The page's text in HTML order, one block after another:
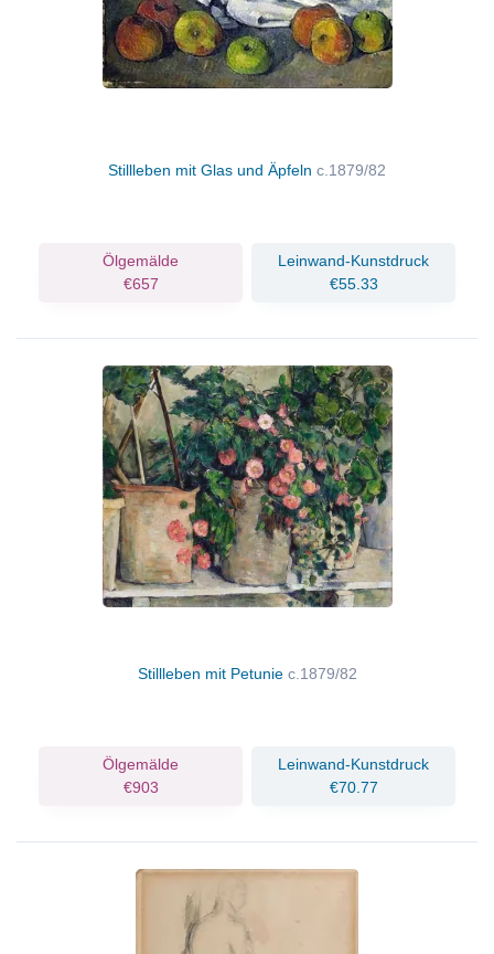
Stillleben mit Glas und Äpfeln c.1879/82
Ölgemälde
€657
Leinwand-Kunstdruck
€55.33
Stillleben mit Petunie c.1879/82
Ölgemälde
€903
Leinwand-Kunstdruck
€70.77